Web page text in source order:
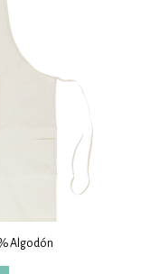
Algodón